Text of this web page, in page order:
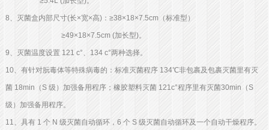
8、灭菌盒内部尺寸(长×宽×高)：≥38×18×7.5cm（标准型）
≥49×18×7.5cm (加长型)。
9、灭菌温度设置 121 c°、134 c°两种选择。
10、有针对朊毒体等特殊病毒的：标准灭菌程序 134℃非包裹及包裹灭菌里有灭
菌 18min（S 级）加强备用程序；橡胶塑料灭菌 121c°程序里有灭菌30min（S
级）加强备用程序。
11、具有 1 个 N 级灭菌自动循环，6 个 S 级灭菌自动循环及一个自动干燥程序。